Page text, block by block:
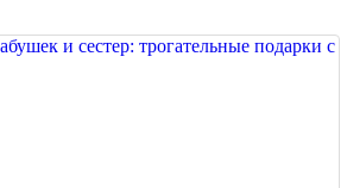
она стала своеобразным символом
покупателей.